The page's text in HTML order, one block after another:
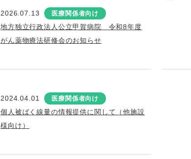
2026.07.13 医療関係者向け
地方独立行政法人公立甲賀病院 令和8年度
がん薬物療法研修会のお知らせ
2024.04.01 医療関係者向け
個人被ばく線量の情報提供に関して（他施設
様向け）